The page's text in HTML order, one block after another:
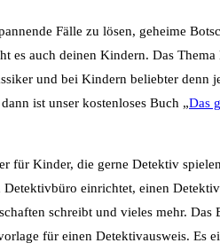
Fälle zu lösen, geheime
es auch deinen Kindern. Das
und bei Kindern beliebter denn
ist unser kostenloses Buch „Das
für Kinder, die gerne Detektiv
einrichtet, einen
schreibt und vieles mehr. Das
für einen Detektivausweis. Es